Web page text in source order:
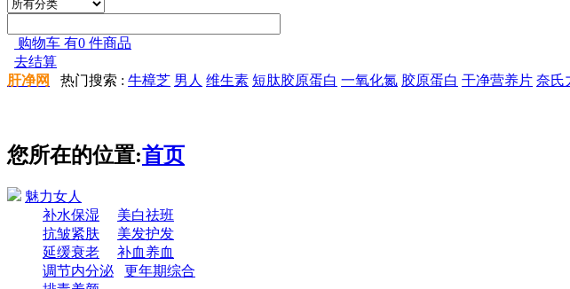
购物车 有0 件商品
去结算
肝净网
热门搜索 : 牛樟芝 男人 维生素 短肽胶原蛋白 一氧化氮 胶原蛋白 干净营养片 奈氏
您所在的位置:首页
魅力女人
补水保湿
美白祛班
抗皱紧肤
美发护发
延缓衰老
补血养血
调节内分泌
更年期综合